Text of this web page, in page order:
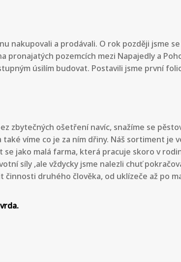
nakupovali a prodávali. O rok později jsme
pronajatých pozemcích mezi Napajedly a
úsilím budovat. Postavili jsme první
zbytečných ošetření navíc, snažíme se
víme co je za ním dřiny. Náš sortiment je
jako malá farma, která pracuje skoro v
síly ,ale vždycky jsme nalezli chuť
činnosti druhého člověka, od uklízeče až po